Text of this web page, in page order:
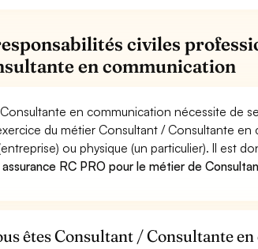
civiles
en communication
en communication nécessite de
du métier Consultant / Consultante
ou physique (un particulier). Il est
assurance RC PRO pour le métier de
êtes Consultant / Consultante